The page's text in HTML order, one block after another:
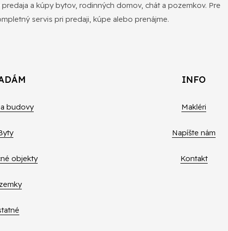
a kúpy bytov, rodinných domov, chát a pozemkov. Pre
servis pri predaji, kúpe alebo prenájme.
budovy
objekty
INFO
Makléri
Napíšte nám
Kontakt